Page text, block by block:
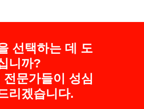
선택하는 데 도
니까?
문가들이 성심
리겠습니다.